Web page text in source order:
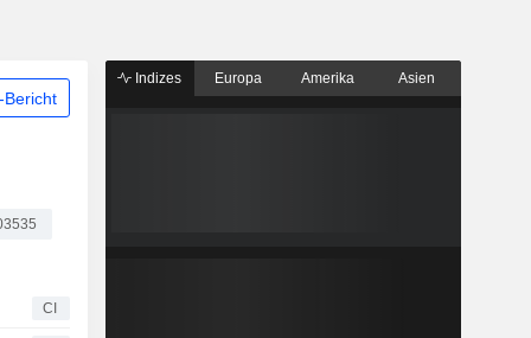
Bericht
CI
Indizes Europa Amerika Asien